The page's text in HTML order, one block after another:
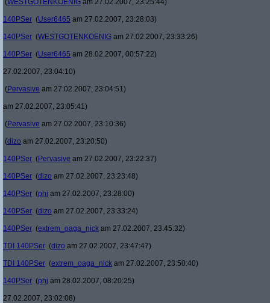
(WESTGOTENKOENIG am 27.02.2007, 23:25:44)
140PSer (User6465 am 27.02.2007, 23:28:03)
140PSer (WESTGOTENKOENIG am 27.02.2007, 23:33:26)
140PSer (User6465 am 28.02.2007, 00:57:22)
27.02.2007, 23:04:10)
(Pervasive am 27.02.2007, 23:04:51)
am 27.02.2007, 23:05:41)
(Pervasive am 27.02.2007, 23:10:36)
(dizo am 27.02.2007, 23:20:50)
140PSer (Pervasive am 27.02.2007, 23:22:37)
140PSer (dizo am 27.02.2007, 23:23:48)
140PSer (phj am 27.02.2007, 23:28:00)
140PSer (dizo am 27.02.2007, 23:33:24)
140PSer (extrem_oaga_nick am 27.02.2007, 23:45:32)
TDI 140PSer (dizo am 27.02.2007, 23:47:47)
TDI 140PSer (extrem_oaga_nick am 27.02.2007, 23:50:40)
140PSer (phj am 28.02.2007, 08:20:25)
27.02.2007, 23:02:08)